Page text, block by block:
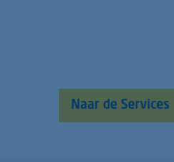
Naar de Services